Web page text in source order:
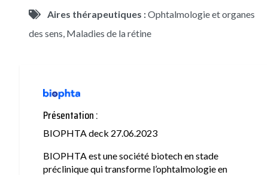
Aires thérapeutiques :Ophtalmologie et organes
des sens, Maladies de la rétine
Présentation :
BIOPHTA deck 27.06.2023
BIOPHTA est une société biotech en stade
préclinique qui transforme l’ophtalmologie en